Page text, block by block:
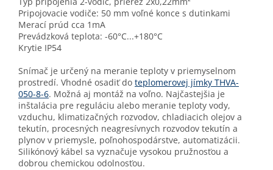
Pripojovacie vodiče: 50 mm voľné konce s dutinkami
Merací prúd cca 1mA
Prevádzková teplota: -60°C...+180°C
Krytie IP54
Snímač je určený na meranie teploty v priemyselnom
prostredí. Vhodné osadiť do teplomerovej jímky THVA-
050-8-6. Možná aj montáž na voľno. Najčastejšia je
inštalácia pre reguláciu alebo meranie teploty vody,
vzduchu, klimatizačných rozvodov, chladiacich olejov a
tekutín, procesných neagresívnych rozvodov tekutín a
plynov v priemysle, poľnohospodárstve, automatizácii.
Silikónový kábel sa vyznačuje vysokou pružnosťou a
dobrou chemickou odolnosťou.